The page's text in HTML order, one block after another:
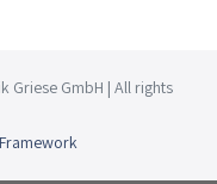
Griese GmbH | All rights